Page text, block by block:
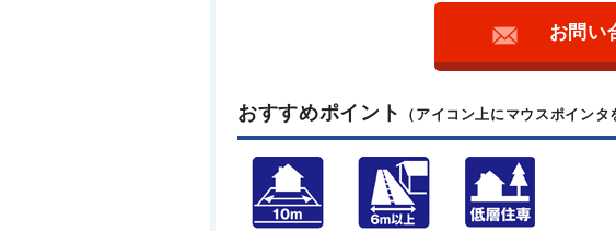
お問い
おすすめポイント （アイコン上にマウスポイン